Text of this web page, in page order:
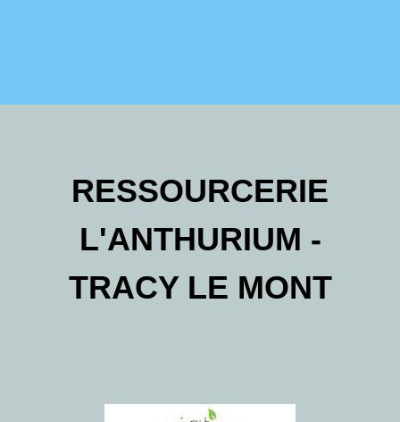
RESSOURCERIE
L'ANTHURIUM -
TRACY LE MONT